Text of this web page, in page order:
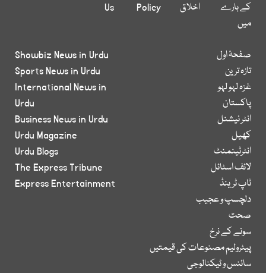
کے بارے
میں
اخلاق
Policy
Us
صفحۂ اول
تازہ ترین
غزہ لہو لہو
پاکستان
انٹر نیشنل
کھیل
انٹرٹینمنٹ
لائف اسٹائل
ٹاپ ٹرینڈ
دلچسپ و عجیب
صحت
سونے کے نرخ
پیٹرولیم مصنوعات کی قیمتیں
سائنس و ٹیکنالوجی
Showbiz News in Urdu
Sports News in Urdu
International News in
Urdu
Business News in Urdu
Urdu Magazine
Urdu Blogs
The Express Tribune
Express Entertainment